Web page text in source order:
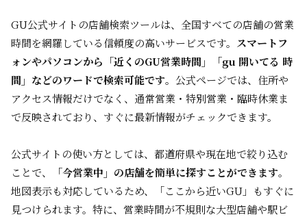
GU公式サイトの店舗検索ツールは、全国すべての店舗の営業
時間を網羅している信頼度の高いサービスです。 スマートフ
ォンやパソコンから「近くのGU営業時間」「gu 開いてる 時
間」などのワードで検索可能です。公式ページでは、住所や
アクセス情報だけでなく、通常営業・特別営業・臨時休業ま
で反映されており、すぐに最新情報がチェックできます。
公式サイトの使い方としては、都道府県や現在地で絞り込む
ことで、
「今営業中」の店舗を簡単に探すことができます。
地図表示も対応しているため、「ここから近いGU」もすぐに
見つけられます。特に、営業時間が不規則な大型店舗や駅ビ